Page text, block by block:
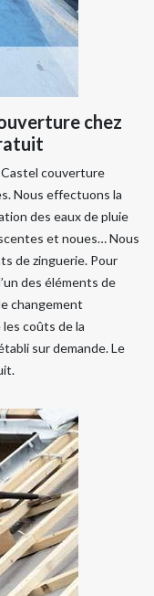
chez
couverture
Nous effectuons la
des eaux de pluie
et noues… Nous
de zinguerie. Pour
des éléments de
changement
coûts de la
sur demande. Le